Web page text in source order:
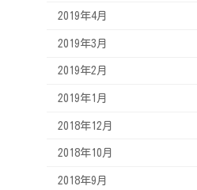
2019年4月
2019年3月
2019年2月
2019年1月
2018年12月
2018年10月
2018年9月